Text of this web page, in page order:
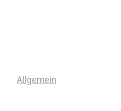
Allgemein